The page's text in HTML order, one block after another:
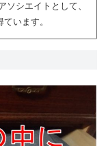
シエイトとして、
います。